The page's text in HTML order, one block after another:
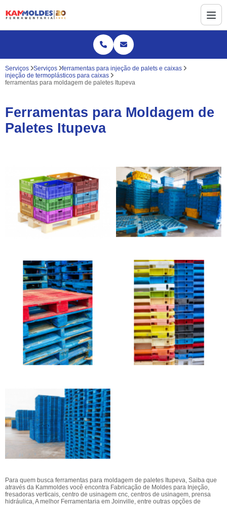
Serviços Serviços
ferramentas para injeção de palets e caixas
injeção de termoplásticos para caixas
ferramentas para moldagem de paletes Itupeva
Ferramentas para Moldagem de
Paletes Itupeva
Para quem busca ferramentas para moldagem de paletes Itupeva, Saiba que
através da Kammoldes você encontra Fabricação de Moldes para Injeção,
fresadoras verticais, centro de usinagem cnc, centros de usinagem, prensa
hidráulica, A melhor Ferramentaria em Joinville, entre outras opções de